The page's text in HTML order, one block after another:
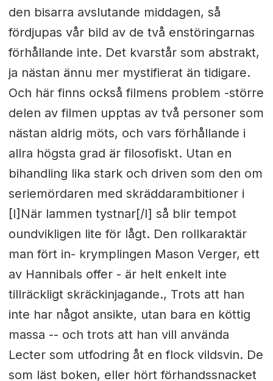
den bisarra avslutande middagen, så
fördjupas vår bild av de två enstöringarnas
förhållande inte. Det kvarstår som abstrakt,
ja nästan ännu mer mystifierat än tidigare.
Och här finns också filmens problem -större
delen av filmen upptas av två personer som
nästan aldrig möts, och vars förhållande i
allra högsta grad är filosofiskt. Utan en
bihandling lika stark och driven som den om
seriemördaren med skräddarambitioner i
[I]När lammen tystnar[/I] så blir tempot
oundvikligen lite för lågt. Den rollkaraktär
man fört in- krymplingen Mason Verger, ett
av Hannibals offer - är helt enkelt inte
tillräckligt skräckinjagande., Trots att han
inte har något ansikte, utan bara en köttig
massa -- och trots att han vill använda
Lecter som utfodring åt en flock vildsvin. De
som läst boken, eller hört förhandssnacket